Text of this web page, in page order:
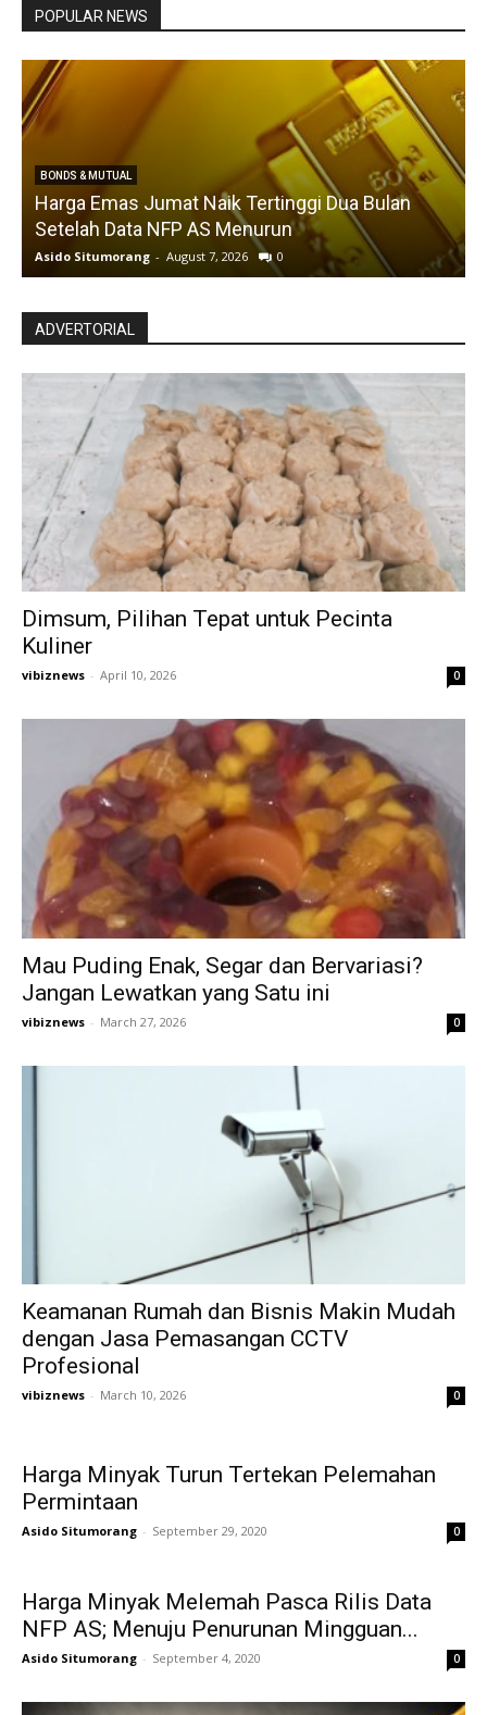
POPULAR NEWS
BONDS & MUTUAL
Harga Emas Jumat Naik Tertinggi Dua Bulan
Setelah Data NFP AS Menurun
Asido Situmorang - August 7, 2026 0
ADVERTORIAL
Dimsum, Pilihan Tepat untuk Pecinta
Kuliner
vibiznews - April 10, 2026 0
Mau Puding Enak, Segar dan Bervariasi?
Jangan Lewatkan yang Satu ini
vibiznews - March 27, 2026 0
Keamanan Rumah dan Bisnis Makin Mudah
dengan Jasa Pemasangan CCTV
Profesional
vibiznews - March 10, 2026 0
Harga Minyak Turun Tertekan Pelemahan
Permintaan
Asido Situmorang - September 29, 2020 0
Harga Minyak Melemah Pasca Rilis Data
NFP AS; Menuju Penurunan Mingguan...
Asido Situmorang - September 4, 2020 0